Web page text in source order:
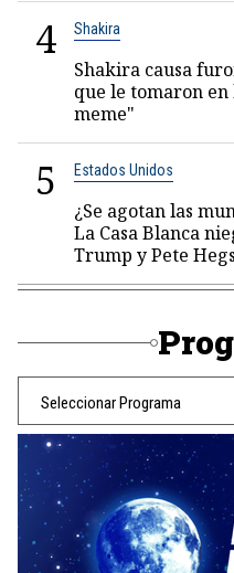
4 Shakira
Shakira causa
que le tomaron en
meme"
5 Estados Unidos
¿Se agotan las
La Casa Blanca
Trump y Pete